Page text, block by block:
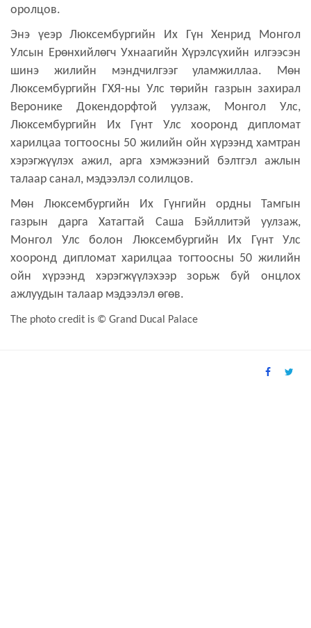
оролцов.
Энэ үеэр Люксембургийн Их Гүн Хенрид Монгол
Улсын Ерөнхийлөгч Ухнаагийн Хүрэлсүхийн илгээсэн
шинэ жилийн мэндчилгээг уламжиллаа. Мөн
Люксембургийн ГХЯ-ны Улс төрийн газрын захирал
Веронике Докендорфтой уулзаж, Монгол Улс,
Люксембургийн Их Гүнт Улс хооронд дипломат
харилцаа тогтоосны 50 жилийн ойн хүрээнд хамтран
хэрэгжүүлэх ажил, арга хэмжээний бэлтгэл ажлын
талаар санал, мэдээлэл солилцов.
Мөн Люксембургийн Их Гүнгийн ордны Тамгын
газрын дарга Хатагтай Саша Бэйллитэй уулзаж,
Монгол Улс болон Люксембургийн Их Гүнт Улс
хооронд дипломат харилцаа тогтоосны 50 жилийн
ойн хүрээнд хэрэгжүүлэхээр зорьж буй онцлох
ажлуудын талаар мэдээлэл өгөв.
The photo credit is © Grand Ducal Palace